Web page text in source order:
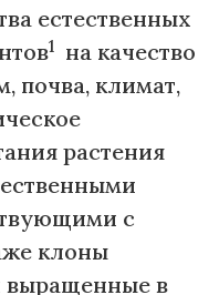
естественных
1
на качество
почва, климат,
растения
с
клоны
выращенные в